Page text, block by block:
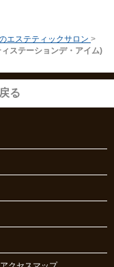
エステティックサロン >
ステーションデ・アイム)
る